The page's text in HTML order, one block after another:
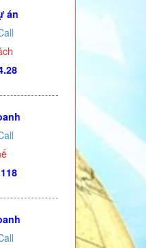
án